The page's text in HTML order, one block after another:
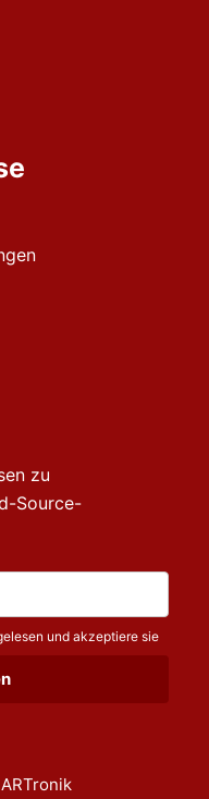
zu
Source-
und akzeptiere sie